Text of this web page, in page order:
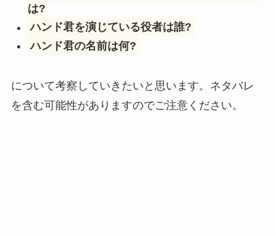
は?
ハンド君を演じている役者は誰?
ハンド君の名前は何?
について考察していきたいと思います。ネタバレ
を含む可能性がありますのでご注意ください。